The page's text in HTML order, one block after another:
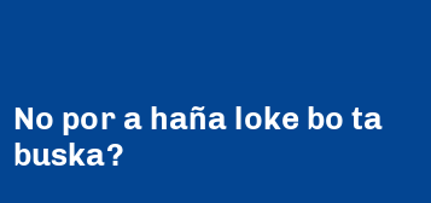
No por a haña loke bo ta
buska?